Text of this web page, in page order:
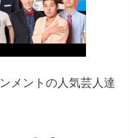
メントの人気芸人達